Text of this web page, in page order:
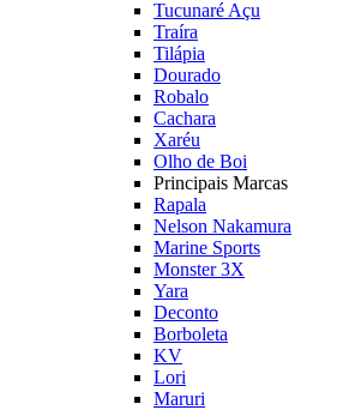
Tucunaré Açu
Traíra
Tilápia
Dourado
Robalo
Cachara
Xaréu
Olho de Boi
Principais Marcas
Rapala
Nelson Nakamura
Marine Sports
Monster 3X
Yara
Deconto
Borboleta
KV
Lori
Maruri